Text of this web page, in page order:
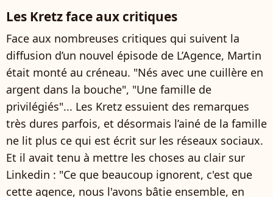
Les Kretz face aux critiques
Face aux nombreuses critiques qui suivent la
diffusion d’un nouvel épisode de L’Agence, Martin
était monté au créneau. "Nés avec une cuillère en
argent dans la bouche", "Une famille de
privilégiés"... Les Kretz essuient des remarques
très dures parfois, et désormais l’ainé de la famille
ne lit plus ce qui est écrit sur les réseaux sociaux.
Et il avait tenu à mettre les choses au clair sur
Linkedin : "Ce que beaucoup ignorent, c'est que
cette agence, nous l'avons bâtie ensemble, en